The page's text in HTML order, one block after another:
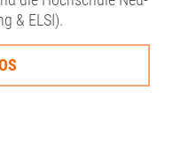
& ELSI).